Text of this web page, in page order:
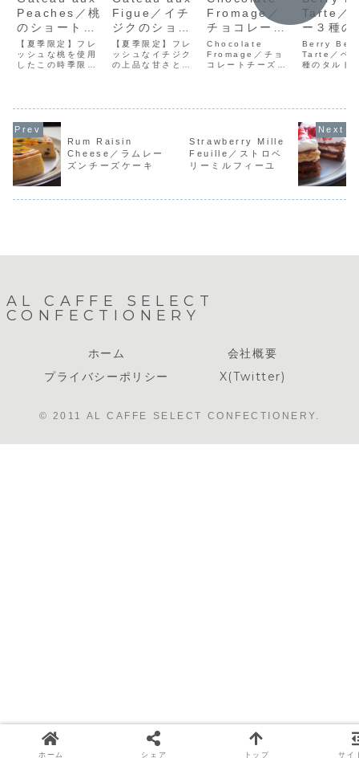
Peaches／桃
のショートケ
ーキ
【夏季限定】フレ
ッシュな桃を使用
したこの時季限定
さっぱりとしたお
味に仕上がってい
ます。これがなか
なかの逸品♪旬があ
りますので店頭に
並ぶ期間が短いケ
Figue／イチ
ジクのショー
トケーキ
【夏季限定】フレ
ッシュなイチジク
の上品な甘さと当
号：¥4,0006号：
¥5,500
Fromage／
チョコレート
チーズタルト
Chocolate
Fromage／チョ
コレートチーズタ
チーズをふんだん
に使用しているた
め、ホールでご注
文いただくと見た
Tarte／
ー３種の
ト
Berry
Tarte／ベ
種のタルト
ンド生地の
と甘酸っぱ
ーの相性抜
ケーキのホ
ご予約でお
ております
Rum Raisin
Cheese／ラムレー
ズンチーズケーキ
Strawberry Mille
Feuille／ストロベ
リーミルフィーユ
AL CAFFE SELECT
CONFECTIONERY
ホーム
会社概要
プライバシーポリシー
X(Twitter)
© 2011 AL CAFFE SELECT CONFECTIONERY.
ホーム シェア トップ サイ